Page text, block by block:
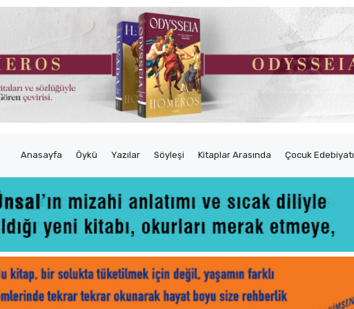
Anasayfa Öykü Yazılar Söyleşi Kitaplar Arasında Çocuk Edebiyatı